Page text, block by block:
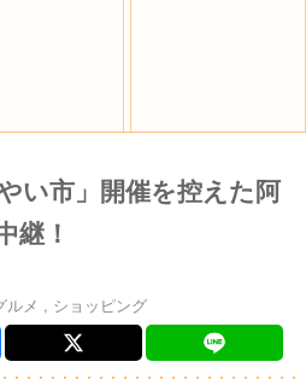
い市」開催を控えた阿
継！
ルメ
ショッピング